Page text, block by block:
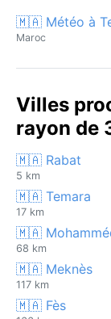
🇲🇦 Météo à
Maroc
Villes
rayon de
🇲🇦 Rabat
5 km
🇲🇦 Temara
17 km
🇲🇦
68 km
🇲🇦 Meknès
117 km
🇲🇦 Fès